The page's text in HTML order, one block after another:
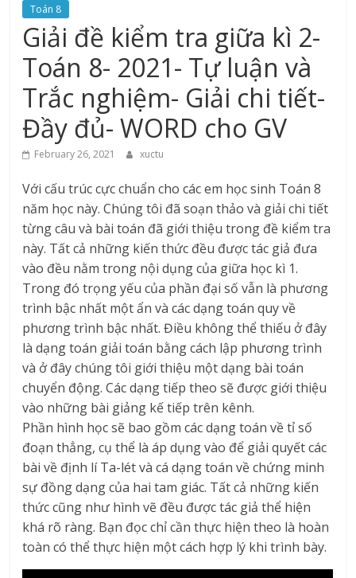
Toán 8
Giải đề kiểm tra giữa kì 2-
Toán 8- 2021- Tự luận và
Trắc nghiệm- Giải chi tiết-
Đầy đủ- WORD cho GV
February 26, 2021 xuctu
Với cấu trúc cực chuẩn cho các em học sinh Toán 8
năm học này. Chúng tôi đã soạn thảo và giải chi tiết
từng câu và bài toán đã giới thiệu trong đề kiểm tra
này. Tất cả những kiến thức đều được tác giả đưa
vào đều nằm trong nội dụng của giữa học kì 1.
Trong đó trọng yếu của phần đại số vẫn là phương
trình bậc nhất một ẩn và các dạng toán quy về
phương trình bậc nhất. Điều không thể thiếu ở đây
là dạng toán giải toán bằng cách lập phương trình
và ở đây chúng tôi giới thiệu một dạng bài toán
chuyển động. Các dạng tiếp theo sẽ được giới thiệu
vào những bài giảng kế tiếp trên kênh.
Phần hình học sẽ bao gồm các dạng toán về tỉ số
đoạn thẳng, cụ thể là áp dụng vào để giải quyết các
bài về định lí Ta-lét và cá dạng toán về chứng minh
sự đồng dạng của hai tam giác. Tất cả những kiến
thức cũng như hình vẽ đều được tác giả thể hiện
khá rõ ràng. Bạn đọc chỉ cần thực hiện theo là hoàn
toàn có thể thực hiện một cách hợp lý khi trình bày.